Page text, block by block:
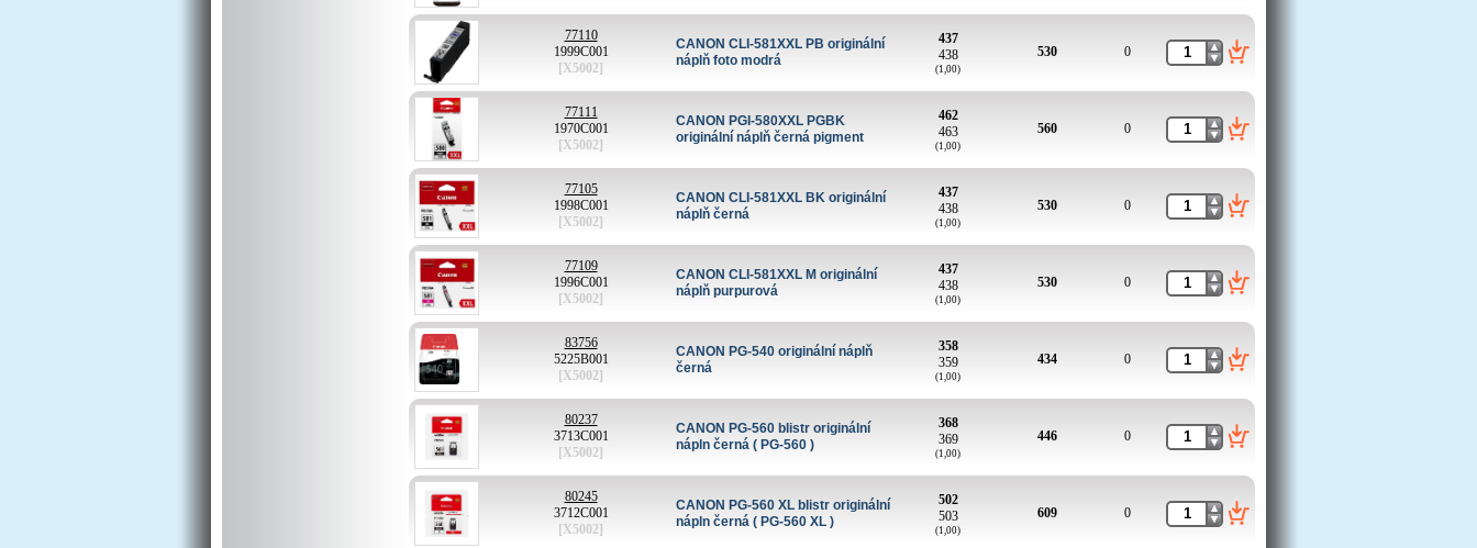
77110
1999C001
[X5002]
CANON CLI-581XXL PB originální
náplň foto modrá
437
438
(1,00)
530 0
77111
1970C001
[X5002]
CANON PGI-580XXL PGBK
originální náplň černá pigment
462
463
(1,00)
560 0
77105
1998C001
[X5002]
CANON CLI-581XXL BK originální
náplň černá
437
438
(1,00)
530 0
77109
1996C001
[X5002]
CANON CLI-581XXL M originální
náplň purpurová
437
438
(1,00)
530 0
83756
5225B001
[X5002]
CANON PG-540 originální náplň
černá
358
359
(1,00)
434 0
80237
3713C001
[X5002]
CANON PG-560 blistr originální
nápln černá ( PG-560 )
368
369
(1,00)
446 0
80245
3712C001
[X5002]
CANON PG-560 XL blistr originální
nápln černá ( PG-560 XL )
502
503
(1,00)
609 0